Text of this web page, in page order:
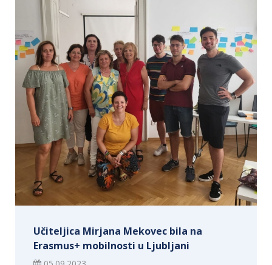
Učiteljica Mirjana Mekovec bila na
Erasmus+ mobilnosti u Ljubljani